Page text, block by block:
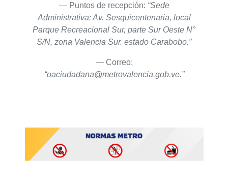
Puntos de recepción: “Sede
Administrativa: Av. Sesquicentenaria, local
Parque Recreacional Sur, parte Sur Oeste N°
S/N, zona Valencia Sur. estado Carabobo.”
Correo:
“oaciudadana@metrovalencia.gob.ve.”